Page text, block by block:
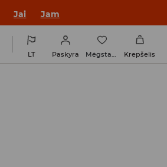
Jai Jam
LT Paskyra Mėgstamiausi Krepšelis